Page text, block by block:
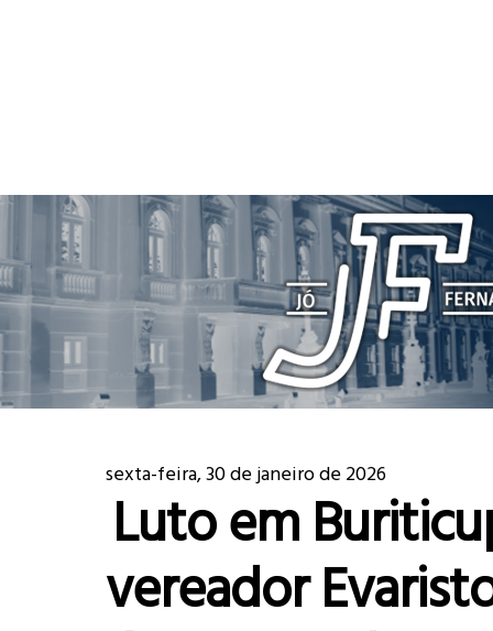
sexta-feira, 30 de janeiro de 2026
Luto em
vereador